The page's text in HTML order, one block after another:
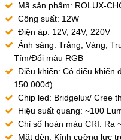
Mã sản phẩm: ROLUX-
Công suất: 12W
Điện áp: 12V, 24V, 220V
Ánh sáng: Trắng, Vàng,
Tím/Đổi màu RGB
Điều khiển: Có điểu khiển
150.000đ)
Chip led: Bridgelux/ Cree
Hiệu suất quang: ~100
Chỉ số hoàn màu CRI: Ra
Mặt đèn: Kính cường lực